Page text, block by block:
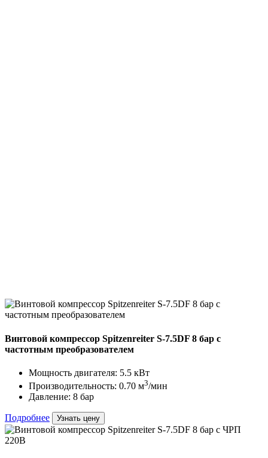
Винтовой компрессор Spitzenreiter S-7.5DF 8 бар с
частотным преобразователем
Мощность двигателя: 5.5 кВт
Производительность: 0.70 м3/мин
Давление: 8 бар
Подробнее Узнать цену